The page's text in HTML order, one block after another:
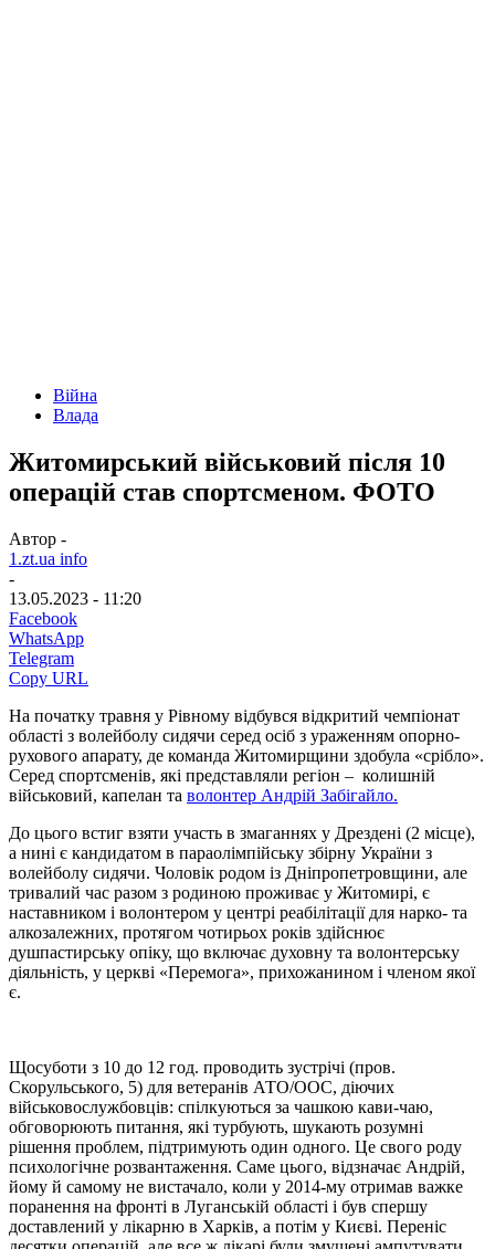
Війна
Влада
Житомирський військовий після 10
операцій став спортсменом. ФОТО
Автор -
1.zt.ua info
-
13.05.2023 - 11:20
Facebook
WhatsApp
Telegram
Copy URL
На початку травня у Рівному відбувся відкритий чемпіонат
області з волейболу сидячи серед осіб з ураженням опорно-
рухового апарату, де команда Житомирщини здобула «срібло».
Серед спортсменів, які представляли регіон – колишній
військовий, капелан та волонтер Андрій Забігайло.
До цього встиг взяти участь в змаганнях у Дрездені (2 місце),
а нині є кандидатом в параолімпійську збірну України з
волейболу сидячи. Чоловік родом із Дніпропетровщини, але
тривалий час разом з родиною проживає у Житомирі, є
наставником і волонтером у центрі реабілітації для нарко- та
алкозалежних, протягом чотирьох років здійснює
душпастирську опіку, що включає духовну та волонтерську
діяльність, у церкві «Перемога», прихожанином і членом якої
є.
Щосуботи з 10 до 12 год. проводить зустрічі (пров.
Скорульського, 5) для ветеранів АТО/ООС, діючих
військовослужбовців: спілкуються за чашкою кави-чаю,
обговорюють питання, які турбують, шукають розумні
рішення проблем, підтримують один одного. Це свого роду
психологічне розвантаження. Саме цього, відзначає Андрій,
йому й самому не вистачало, коли у 2014-му отримав важке
поранення на фронті в Луганській області і був спершу
доставлений у лікарню в Харків, а потім у Києві. Переніс